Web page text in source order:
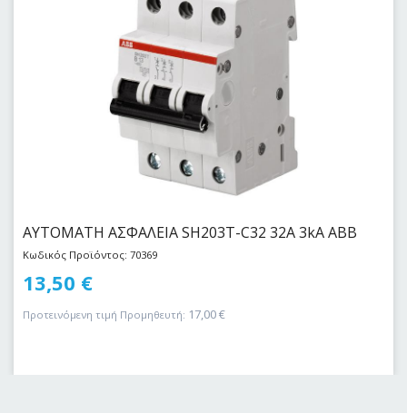
ΑΥΤΟΜΑΤΗ ΑΣΦΑΛΕΙΑ SH203T-C32 32Α 3kA ABB
Κωδικός Προϊόντος: 70369
13,50 €
Προτεινόμενη τιμή Προμηθευτή: 17,00€